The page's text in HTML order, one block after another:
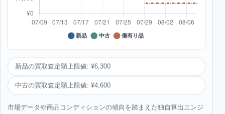
新品の買取査定額上限値: ¥6,300
中古の買取査定額上限値: ¥4,600
市場データや商品コンディションの傾向を踏まえた独自算出エンジ